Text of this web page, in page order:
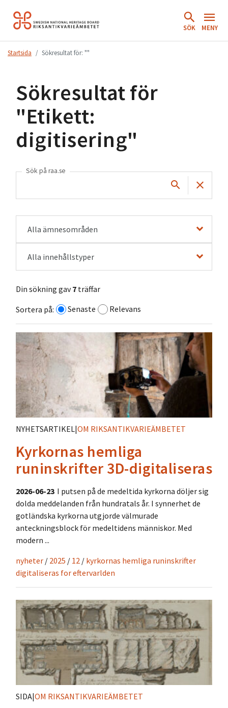
Hoppa
till
SÖK MENY
Startsida Sökresultat för: ""
Sökresultat för
"Etikett:
digitisering"
Sök på raa.se
Alla ämnesområden
Alla innehållstyper
Din sökning gav7 träffar
Sortera på:
Senaste Relevans
NYHETSARTIKEL|OM RIKSANTIKVARIEÄMBETET
Kyrkornas hemliga
runinskrifter 3D-digitaliseras
2026-06-23 I putsen på de medeltida kyrkorna döljer sig
dolda meddelanden från hundratals år. I synnerhet de
gotländska kyrkorna utgjorde välmurade
anteckningsblock för medeltidens människor. Med
modern ...
nyheter / 2025 / 12 / kyrkornas hemliga runinskrifter
digitaliseras for eftervarlden
SIDA|OM RIKSANTIKVARIEÄMBETET